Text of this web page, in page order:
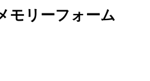
モリーフォーム